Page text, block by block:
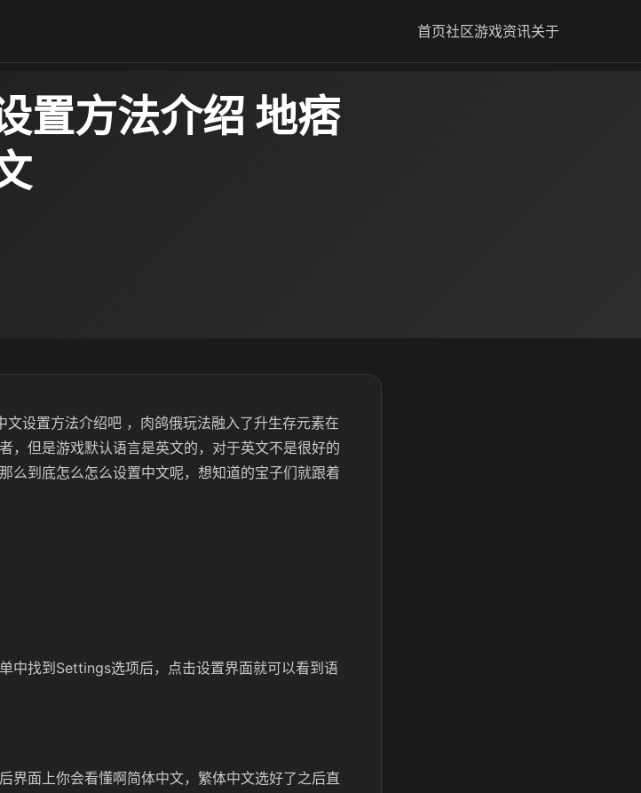
首页社区游戏资讯关于
置方法介绍 地痞
设置方法介绍吧 ，肉鸽俄玩法融入了升生存元素在
，但是游戏默认语言是英文的，对于英文不是很好的
么到底怎么怎么设置中文呢，想知道的宝子们就跟着
中找到Settings选项后，点击设置界面就可以看到语
界面上你会看懂啊简体中文，繁体中文选好了之后直